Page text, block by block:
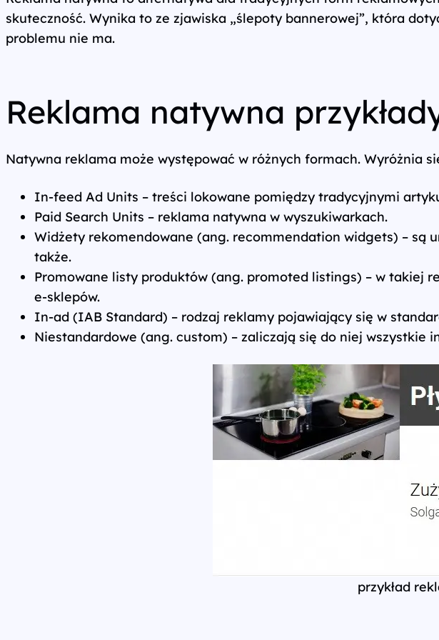
Wszystkie usługi
skuteczność. Wynika to ze zjawiska „ślepoty bannerowej”, która
problemu nie ma.
Reklama natywna
Natywna reklama może występować w różnych formach. Wyróżnia
In-feed Ad Units – treści lokowane pomiędzy tradycyjnymi
Paid Search Units – reklama natywna w wyszukiwarkach.
Widżety rekomendowane (ang. recommendation widgets) – są
także.
Promowane listy produktów (ang. promoted listings) – w
e‑sklepów.
In-ad (IAB Standard) – rodzaj reklamy pojawiający się w
Niestandardowe (ang. custom) – zaliczają się do niej wszystkie
przykład